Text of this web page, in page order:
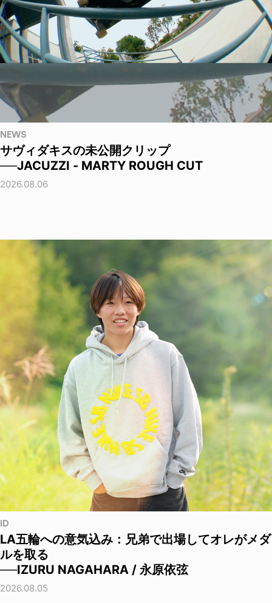
NEWS
サヴィダキスの未公開クリップ
──JACUZZI - MARTY ROUGH CUT
2026.08.06
ID
LA五輪への意気込み：兄弟で出場してオレがメダ
ルを取る
──IZURU NAGAHARA / 永原依弦
2026.08.05